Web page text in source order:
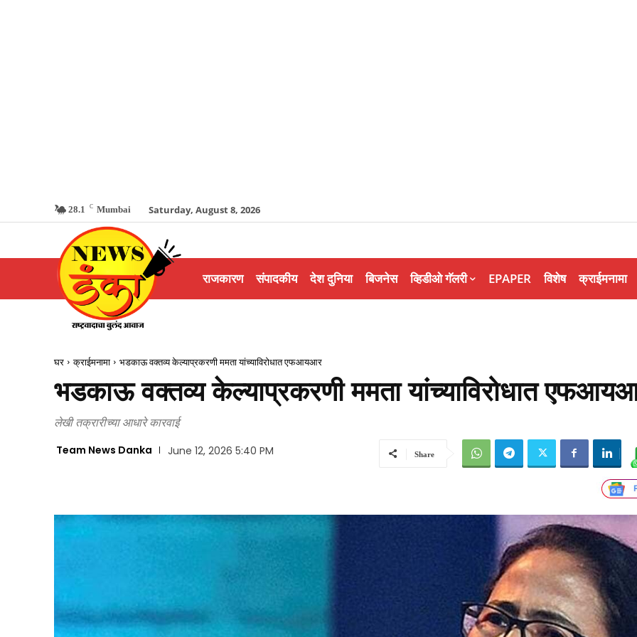
28.1 C Mumbai Saturday, August 8, 2026
राजकारण संपादकीय देश दुनिया बिजनेस व्हिडीओ गॅलरी EPAPER विशेष क्राईमनामा
घर क्राईमनामा भडकाऊ वक्तव्य केल्याप्रकरणी ममता यांच्याविरोधात एफआयआर
भडकाऊ वक्तव्य केल्याप्रकरणी ममता यांच्याविरोधात
लेखी तक्रारीच्या आधारे कारवाई
Team News Danka June 12, 2026 5:40 PM Share